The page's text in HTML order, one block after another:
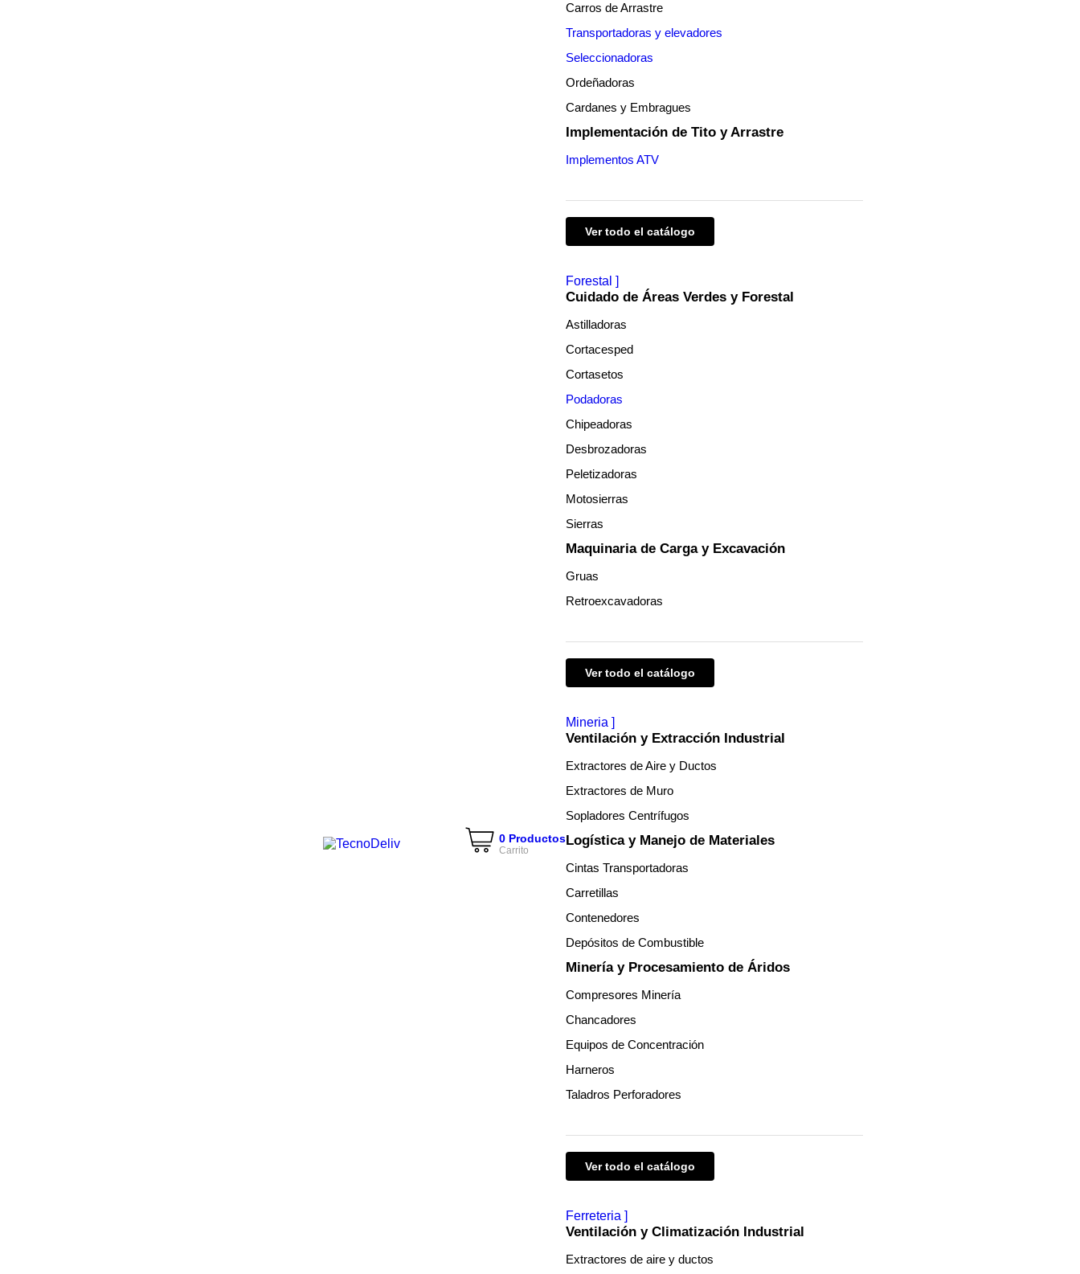
0 Productos
Carrito
Carros de Arrastre
Transportadoras y elevadores
Seleccionadoras
Ordeñadoras
Cardanes y Embragues
Implementación de Tito y Arrastre
Implementos ATV
Ver todo el catálogo
Forestal
Cuidado de Áreas Verdes y Forestal
Astilladoras
Cortacesped
Cortasetos
Podadoras
Chipeadoras
Desbrozadoras
Peletizadoras
Motosierras
Sierras
Maquinaria de Carga y Excavación
Gruas
Retroexcavadoras
Ver todo el catálogo
Mineria
Ventilación y Extracción Industrial
Extractores de Aire y Ductos
Extractores de Muro
Sopladores Centrífugos
Logística y Manejo de Materiales
Cintas Transportadoras
Carretillas
Contenedores
Depósitos de Combustible
Minería y Procesamiento de Áridos
Compresores Minería
Chancadores
Equipos de Concentración
Harneros
Taladros Perforadores
Ver todo el catálogo
Ferreteria
Ventilación y Climatización Industrial
Extractores de aire y ductos